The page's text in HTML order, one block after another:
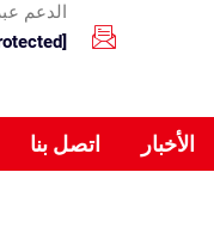
الدعم
[email protected]
الأخبار اتصل بنا